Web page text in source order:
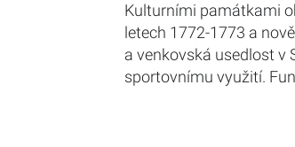
Kulturními památkami
letech 1772-1773 a
a venkovská usedlost v
sportovnímu využití.